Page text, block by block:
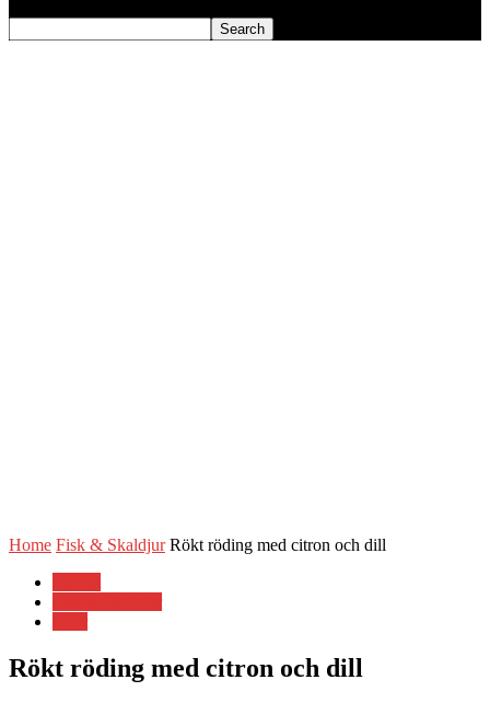
Home Fisk & Skaldjur Rökt röding med citron och dill
Rökt röding med citron och dill